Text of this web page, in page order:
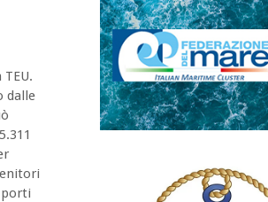
dalle
porti